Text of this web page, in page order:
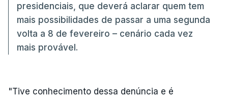
presidenciais, que deverá aclarar quem tem
mais possibilidades de passar a uma segunda
volta a 8 de fevereiro – cenário cada vez
mais provável.
"Tive conhecimento dessa denúncia e é